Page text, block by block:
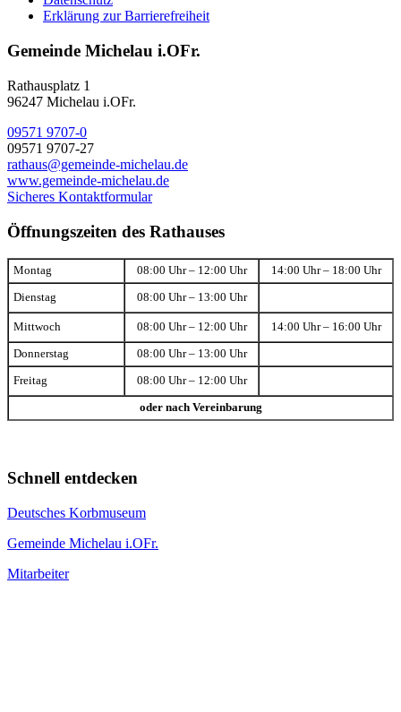
Erklärung zur Barrierefreiheit
Gemeinde Michelau i.OFr.
Rathausplatz 1
96247 Michelau i.OFr.
09571 9707-0
09571 9707-27
rathaus@gemeinde-michelau.de
www.gemeinde-michelau.de
Sicheres Kontaktformular
Öffnungszeiten des Rathauses
Montag 08:00 Uhr – 12:00 Uhr 14:00 Uhr – 18:00 Uhr
Dienstag 08:00 Uhr – 13:00 Uhr
Mittwoch 08:00 Uhr – 12:00 Uhr 14:00 Uhr – 16:00 Uhr
Donnerstag 08:00 Uhr – 13:00 Uhr
Freitag 08:00 Uhr – 12:00 Uhr
oder nach Vereinbarung
Schnell entdecken
Deutsches Korbmuseum
Gemeinde Michelau i.OFr.
Mitarbeiter